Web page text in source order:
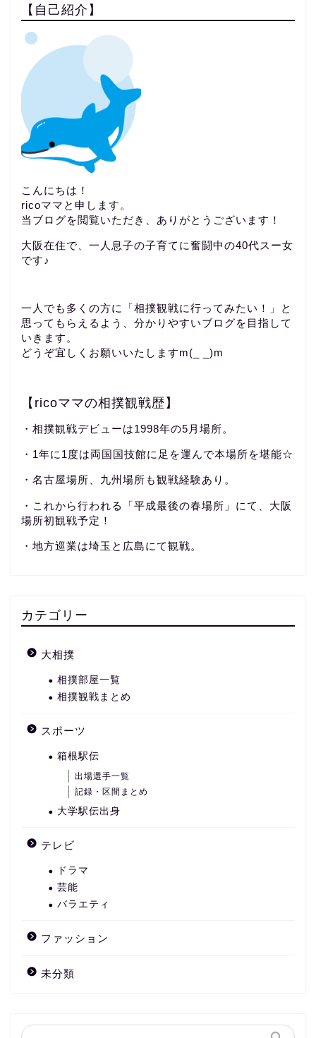
【自己紹介】
こんにちは！
ricoママと申します。
当ブログを閲覧いただき、ありがとうございます！
大阪在住で、一人息子の子育てに奮闘中の40代スー女
です♪
一人でも多くの方に「相撲観戦に行ってみたい！」と
思ってもらえるよう、分かりやすいブログを目指して
いきます。
どうぞ宜しくお願いいたしますm(_ _)m
【ricoママの相撲観戦歴】
・相撲観戦デビューは1998年の5月場所。
・1年に1度は両国国技館に足を運んで本場所を堪能☆
・名古屋場所、九州場所も観戦経験あり。
・これから行われる「平成最後の春場所」にて、大阪
場所初観戦予定！
・地方巡業は埼玉と広島にて観戦。
カテゴリー
大相撲
相撲部屋一覧
相撲観戦まとめ
スポーツ
箱根駅伝
出場選手一覧
記録・区間まとめ
大学駅伝出身
テレビ
ドラマ
芸能
バラエティ
ファッション
未分類